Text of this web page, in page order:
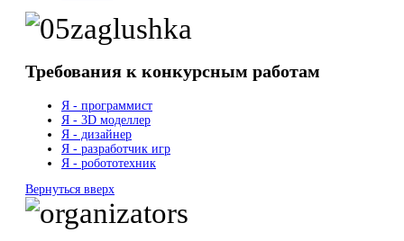
Требования к конкурсным работам
Я - программист
Я - 3D моделлер
Я - дизайнер
Я - разработчик игр
Я - робототехник
Вернуться вверх